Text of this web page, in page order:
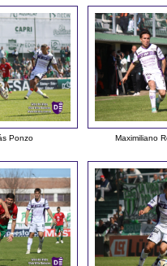
Ponzo Maximiliano